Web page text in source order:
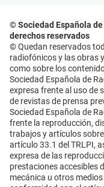
© Sociedad Española
derechos reservados
© Quedan reservados
radiofónicos y las obras
como sobre los
Sociedad Española de
expresa frente al uso de
de revistas de prensa
Sociedad Española de
frente la reproducción,
trabajos y artículos
artículo 33.1 del TRLPI,
expresa de las
prestaciones accesibles
mecánica u otros